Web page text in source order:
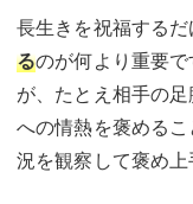
長生きを祝福する
るのが何より重要
が、たとえ相手の
への情熱を褒める
況を観察して褒め上